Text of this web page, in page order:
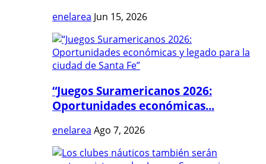
enelarea Jun 15, 2026
“Juegos Suramericanos 2026:
Oportunidades económicas...
enelarea Ago 7, 2026